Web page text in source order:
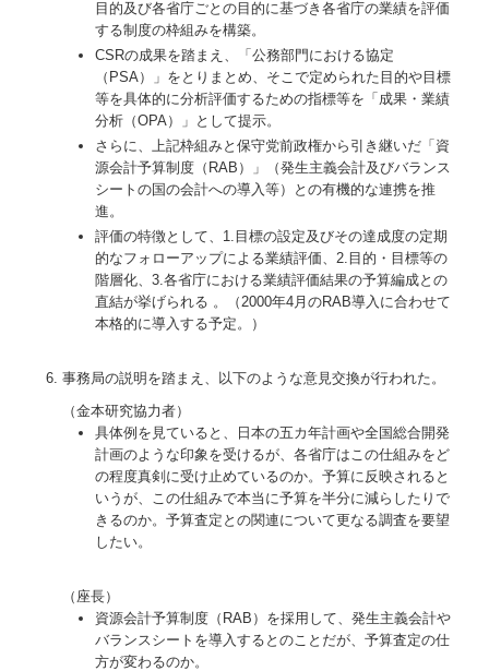
目的及び各省庁ごとの目的に基づき各省庁の業績を評価
する制度の枠組みを構築。
CSRの成果を踏まえ、「公務部門における協定
（PSA）」をとりまとめ、そこで定められた目的や目標
等を具体的に分析評価するための指標等を「成果・業績
分析（OPA）」として提示。
さらに、上記枠組みと保守党前政権から引き継いだ「資
源会計予算制度（RAB）」（発生主義会計及びバランス
シートの国の会計への導入等）との有機的な連携を推
進。
評価の特徴として、1.目標の設定及びその達成度の定期
的なフォローアップによる業績評価、2.目的・目標等の
階層化、3.各省庁における業績評価結果の予算編成との
直結が挙げられる 。（2000年4月のRAB導入に合わせて
本格的に導入する予定。）
事務局の説明を踏まえ、以下のような意見交換が行われた。
（金本研究協力者）
具体例を見ていると、日本の五カ年計画や全国総合開発
計画のような印象を受けるが、各省庁はこの仕組みをど
の程度真剣に受け止めているのか。予算に反映されると
いうが、この仕組みで本当に予算を半分に減らしたりで
きるのか。予算査定との関連について更なる調査を要望
したい。
（座長）
資源会計予算制度（RAB）を採用して、発生主義会計や
バランスシートを導入するとのことだが、予算査定の仕
方が変わるのか。